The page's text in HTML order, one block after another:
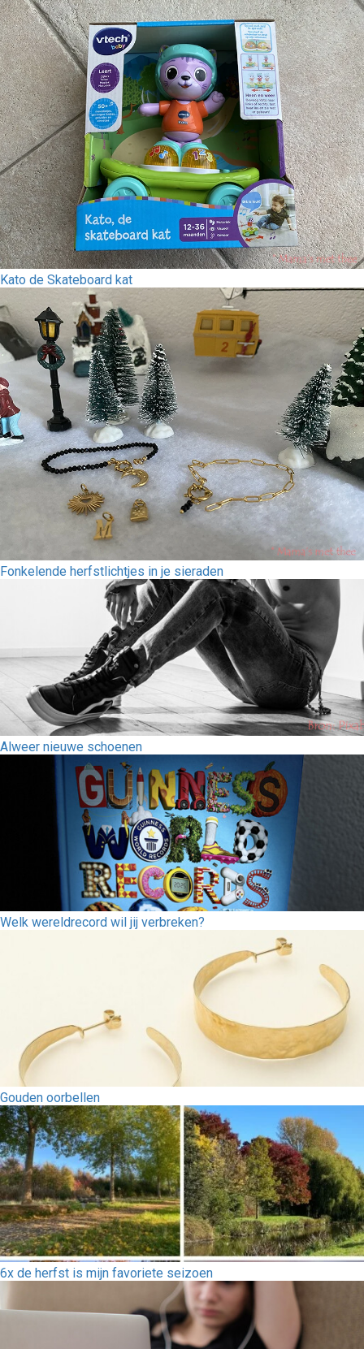
Kato de Skateboard kat
Fonkelende herfstlichtjes in je sieraden
Alweer nieuwe schoenen
Welk wereldrecord wil jij verbreken?
Gouden oorbellen
6x de herfst is mijn favoriete seizoen